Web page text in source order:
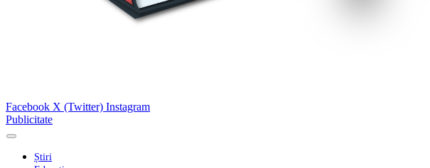
Facebook X (Twitter) Instagram
Publicitate
Știri